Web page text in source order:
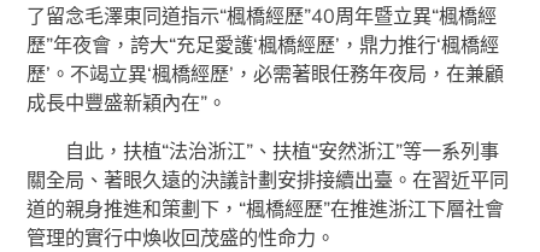
了留念毛澤東同道指示“楓橋經歷”40周年暨立異“楓橋經
歷”年夜會，誇大“充足愛護‘楓橋經歷’，鼎力推行‘楓橋經
歷’。不竭立異‘楓橋經歷’，必需著眼任務年夜局，在兼顧
成長中豐盛新穎內在”。
自此，扶植“法治浙江”、扶植“安然浙江”等一系列事
關全局、著眼久遠的決議計劃安排接續出臺。在習近平同
道的親身推進和策劃下，“楓橋經歷”在推進浙江下層社會
管理的實行中煥收回茂盛的性命力。